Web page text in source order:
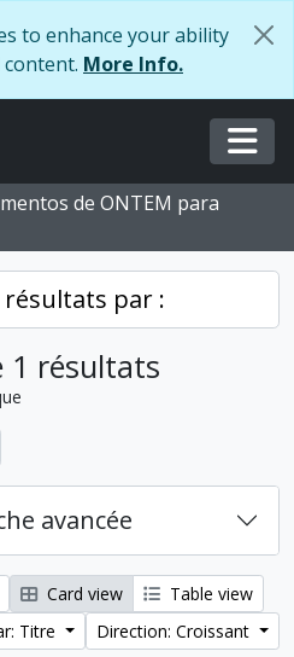
to enhance your ability
More Info.
de ONTEM para
par :
1 résultats
avancée
Card view
Table view
Titre
Direction: Croissant